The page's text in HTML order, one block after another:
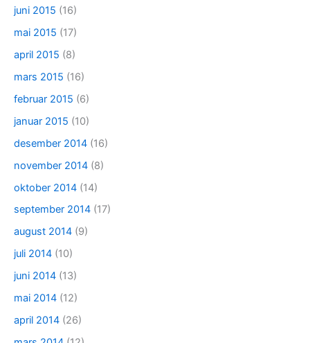
juni 2015 (16)
mai 2015 (17)
april 2015 (8)
mars 2015 (16)
februar 2015 (6)
januar 2015 (10)
desember 2014 (16)
november 2014 (8)
oktober 2014 (14)
september 2014 (17)
august 2014 (9)
juli 2014 (10)
juni 2014 (13)
mai 2014 (12)
april 2014 (26)